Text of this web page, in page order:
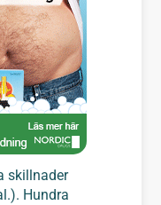
skillnader
Hundra